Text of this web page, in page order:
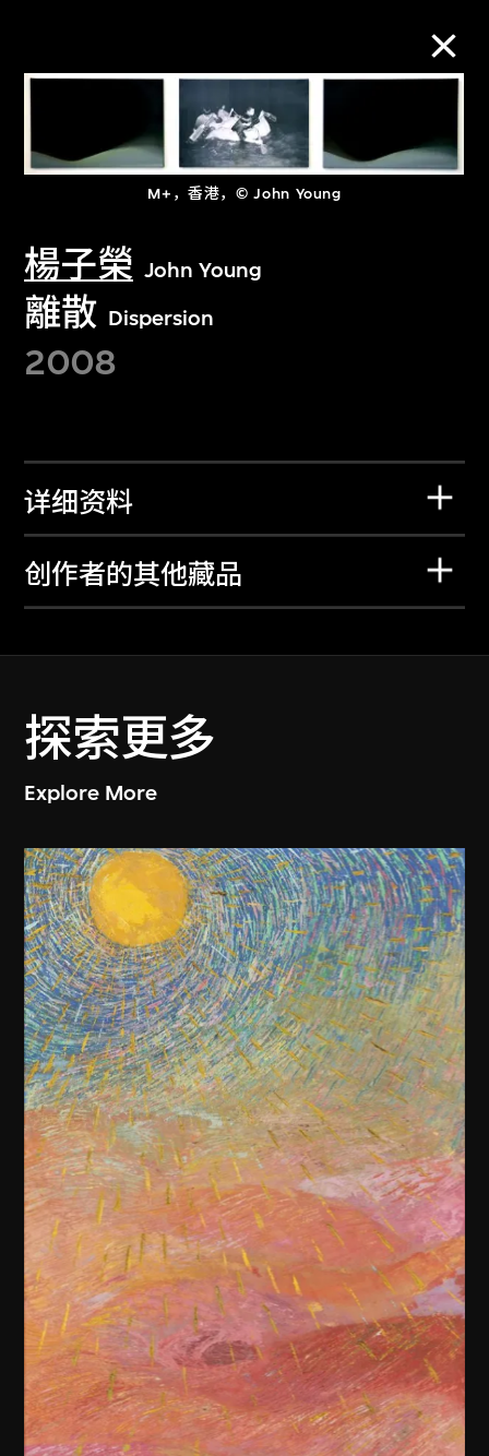
M+，香港，© John Young
楊子榮 John Young
離散 Dispersion
2008
详细资料
创作者的其他藏品
探索更多
Explore More
M+藏品
进一步筛选
关于M+藏品